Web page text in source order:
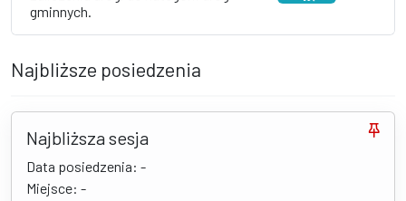
gminnych.
Najbliższe posiedzenia
Najbliższa sesja
Data posiedzenia: -
Miejsce: -